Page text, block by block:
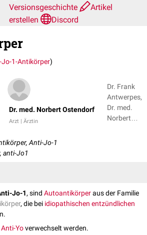
Versionsgeschichte
Artikel
erstellen
Discord
Jo-1-Antikörper)
Dr. med. Norbert Ostendorf
Arzt | Ärztin
Dr. Frank
Antwerpes,
Dr. med.
Norbert
Anti-Jo-1
anti-Jo1
Jo-1, sind Autoantikörperaus der Familie
, die bei idiopathischen entzündlichen
Anti-Yoverwechselt werden.